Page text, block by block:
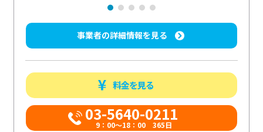
事業者の詳細情報を見る
料金を見る
03-5640-0211
9：00～18：00 365日